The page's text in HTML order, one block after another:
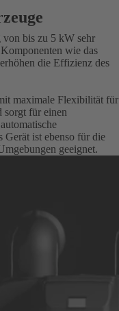
von bis zu 5 kW sehr
wie das
die Effizienz des
maximale Flexibilität für
sorgt für einen
Gerät ist ebenso für die
geeignet.